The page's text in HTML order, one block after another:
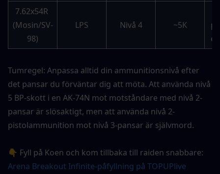
7.62x54R
(Mosin/SV-
98)
LPS Nivå 4 ~5K
Tumregel: Anpassa alltid din ammunitionsnivå efter
det pansar du förväntar dig att möta. Att använda nivå
5 BP-skott i en AK-74N mot motståndare med nivå 2-
pansar är slösaktigt, men att använda nivå 2-
pistolammunition mot nivå 3-pansar är självmord.
Arena Breakout Infinite-påfyllning på TOPUPlive